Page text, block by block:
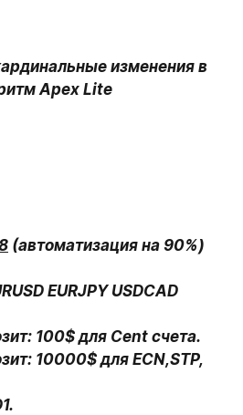
изменения в
Apex Lite
(автоматизация на 90%)
EURJPY USDCAD
100$ для Cent счета.
10000$ для ECN,STP,